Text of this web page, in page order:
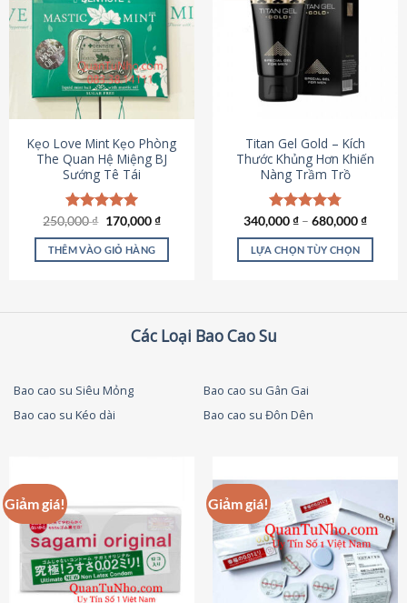
tùy
chọn
có
chọn
trên
trang
sản
phẩm
Kẹo Love Mint Kẹo Phòng
The Quan Hệ Miệng BJ
Sướng Tê Tái
Được xếp
hạng5.00
5 sao
250,000₫ Giá
là:
250,000 ₫.
170,000₫Giá
tại
THÊM VÀO GIỎ HÀNG
Titan Gel Gold – Kích
Thước Khủng Hơn Khiến
Nàng Trầm Trồ
Được xếp
hạng4.79
5 sao
340,000₫ – 680,000₫
LỰA CHỌN TÙY CHỌN
thể.
tùy
thể
được
chọn
trên
trang
sản
phẩm
Các Loại Bao Cao Su
Bao cao su Siêu Mỏng
Bao cao su Gân Gai
Bao cao su Kéo dài
Bao cao su Đôn Dên
Giảm giá! Giảm giá!